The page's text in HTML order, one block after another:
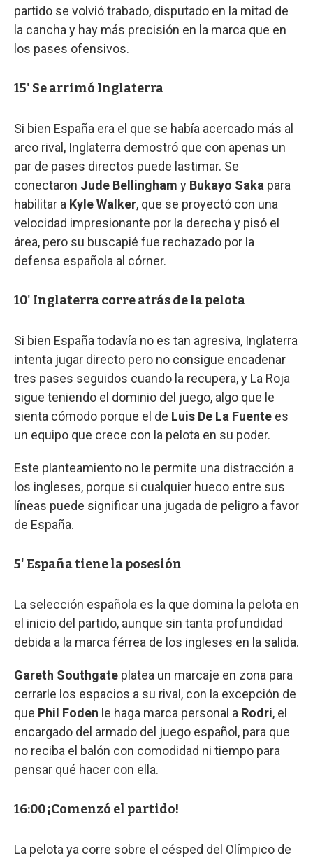
partido se volvió trabado, disputado en la mitad de
la cancha y hay más precisión en la marca que en
los pases ofensivos.
15' Se arrimó Inglaterra
Si bien España era el que se había acercado más al
arco rival, Inglaterra demostró que con apenas un
par de pases directos puede lastimar. Se
conectaron Jude Bellingham y Bukayo Saka para
habilitar a Kyle Walker, que se proyectó con una
velocidad impresionante por la derecha y pisó el
área, pero su buscapié fue rechazado por la
defensa española al córner.
10' Inglaterra corre atrás de la pelota
Si bien España todavía no es tan agresiva, Inglaterra
intenta jugar directo pero no consigue encadenar
tres pases seguidos cuando la recupera, y La Roja
sigue teniendo el dominio del juego, algo que le
sienta cómodo porque el de Luis De La Fuente es
un equipo que crece con la pelota en su poder.
Este planteamiento no le permite una distracción a
los ingleses, porque si cualquier hueco entre sus
líneas puede significar una jugada de peligro a favor
de España.
5' España tiene la posesión
La selección española es la que domina la pelota en
el inicio del partido, aunque sin tanta profundidad
debida a la marca férrea de los ingleses en la salida.
Gareth Southgate platea un marcaje en zona para
cerrarle los espacios a su rival, con la excepción de
que Phil Foden le haga marca personal a Rodri, el
encargado del armado del juego español, para que
no reciba el balón con comodidad ni tiempo para
pensar qué hacer con ella.
16:00 ¡Comenzó el partido!
La pelota ya corre sobre el césped del Olímpico de